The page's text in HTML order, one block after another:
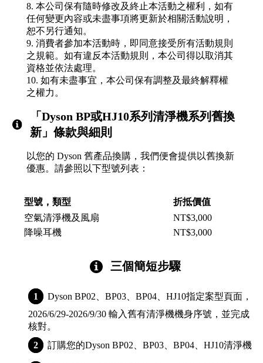
8. 本公司保有隨時修改及終止本活動之權利，如有
任何變更內容或未盡事項將更新於相關活動說明，
恕不另行通知。
9. 消費者參加本活動時，即同意接受所有活動規則
之規範。如有違反本活動規則，本公司得以取消其
資格並依法處理。
10. 如有未盡事宜，本公司保有調整及最終解釋權
之權力。
「Dyson BP或HJ10系列清淨機系列舊換
新」條款與細則
以您的 Dyson 舊產品換購，我們便會提供以舊換新
優惠。請參照以下型號列表：
型號，類型
折抵價值
空氣清淨機及風扇
NT$3,000
降噪耳機
NT$3,000
三個簡短步驟
Dyson BP02、BP03、BP04、HJ10指定案型頁面，
2026/6/29-2026/9/30 輸入舊有清淨機機身序號，並完成
核對。
訂購您的Dyson BP02、BP03、BP04、HJ10清淨機